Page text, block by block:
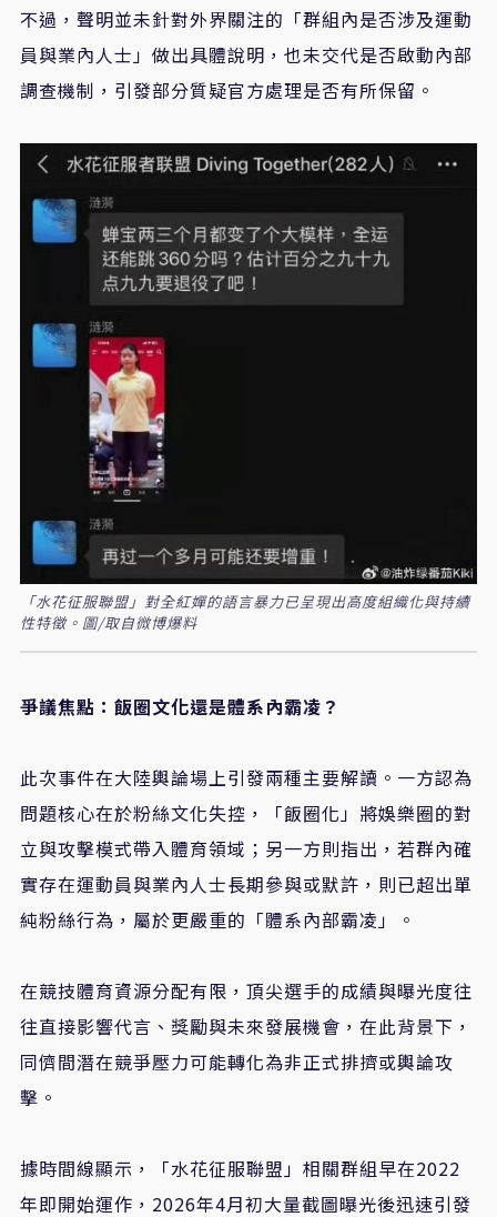
不過，聲明並未針對外界關注的「群組內是否涉及運動
員與業內人士」做出具體說明，也未交代是否啟動內部
調查機制，引發部分質疑官方處理是否有所保留。
「水花征服聯盟」對全紅嬋的語言暴力已呈現出高度組織化與持續
性特徵。圖/取自微博爆料
爭議焦點：飯圈文化還是體系內霸凌？
此次事件在大陸輿論場上引發兩種主要解讀。一方認為
問題核心在於粉絲文化失控，「飯圈化」將娛樂圈的對
立與攻擊模式帶入體育領域；另一方則指出，若群內確
實存在運動員與業內人士長期參與或默許，則已超出單
純粉絲行為，屬於更嚴重的「體系內部霸凌」。
在競技體育資源分配有限，頂尖選手的成績與曝光度往
往直接影響代言、獎勵與未來發展機會，在此背景下，
同儕間潛在競爭壓力可能轉化為非正式排擠或輿論攻
擊。
據時間線顯示，「水花征服聯盟」相關群組早在2022
年即開始運作，2026年4月初大量截圖曝光後迅速引發